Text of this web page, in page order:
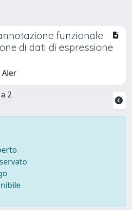
funzionale
di dati di espressione
Aler
2